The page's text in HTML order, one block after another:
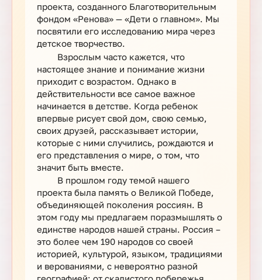
проекта, созданного Благотворительным
фондом «Ренова» — «Дети о главном». Мы
посвятили его исследованию мира через
детское творчество.
Взрослым часто кажется, что
настоящее знание и понимание жизни
приходит с возрастом. Однако в
действительности все самое важное
начинается в детстве. Когда ребенок
впервые рисует свой дом, свою семью,
своих друзей, рассказывает истории,
которые с ними случились, рождаются и
его представления о мире, о том, что
значит быть вместе.
В прошлом году темой нашего
проекта была память о Великой Победе,
объединяющей поколения россиян. В
этом году мы предлагаем поразмышлять о
единстве народов нашей страны. Россия –
это более чем 190 народов со своей
историей, культурой, языком, традициями
и верованиями, с невероятно разной